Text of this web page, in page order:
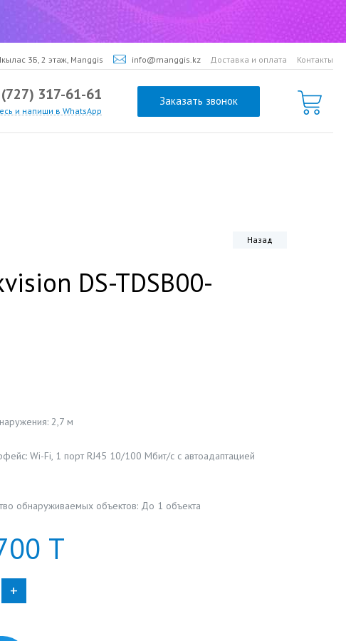
3Б, 2 этаж, Manggis info@manggis.kz Доставка и оплата Контакты
317-61-61
и напиши в WhatsApp
Заказать звонок
Назад
DS-TDSB00-
2,7 м
Wi-Fi, 1 порт RJ45 10/100 Мбит/с с автоадаптацией
обнаруживаемых объектов: До 1 объекта
Т
+